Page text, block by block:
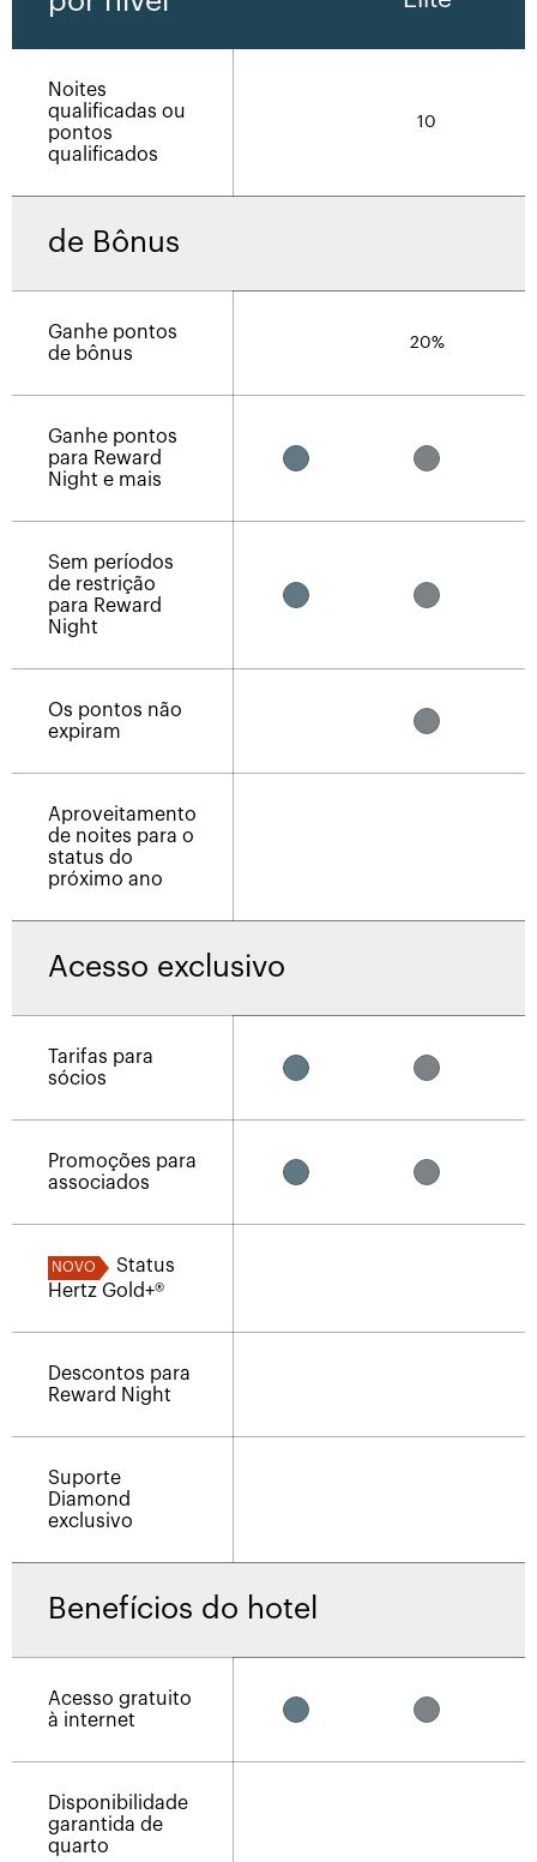
Noites
qualificadas ou
pontos
qualificados
10
de Bônus
Ganhe pontos
de bônus
20%
Ganhe pontos
para Reward
Night e mais
Sem períodos
de restrição
para Reward
Night
Os pontos não
expiram
Aproveitamento
de noites para o
status do
próximo ano
Acesso exclusivo
Tarifas para
sócios
Promoções para
associados
NOVO
Status
Hertz Gold+®
Descontos para
Reward Night
Suporte
Diamond
exclusivo
Benefícios do hotel
Acesso gratuito
à internet
Disponibilidade
garantida de
quarto